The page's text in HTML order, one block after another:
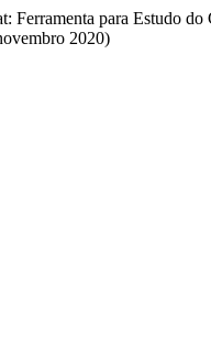
para Estudo
2020)